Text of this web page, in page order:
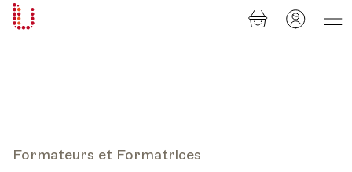
Formateurs et Formatrices
Panier
Mon